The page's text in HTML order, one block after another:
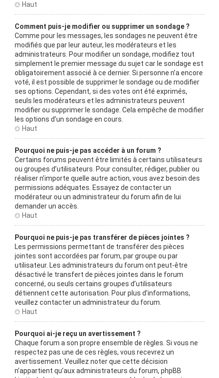
Haut
Comment puis-je modifier ou supprimer un sondage ?
Comme pour les messages, les sondages ne peuvent être
modifiés que par leur auteur, les modérateurs et les
administrateurs. Pour modifier un sondage, modifiez tout
simplement le premier message du sujet car le sondage est
obligatoirement associé à ce dernier. Si personne n’a encore
voté, il est possible de supprimer le sondage ou de modifier
ses options. Cependant, si des votes ont été exprimés,
seuls les modérateurs et les administrateurs peuvent
modifier ou supprimer le sondage. Cela empêche de modifier
les options d’un sondage en cours.
Haut
Pourquoi ne puis-je pas accéder à un forum ?
Certains forums peuvent être limités à certains utilisateurs
ou groupes d’utilisateurs. Pour consulter, rédiger, publier ou
réaliser n’importe quelle autre action, vous avez besoin des
permissions adéquates. Essayez de contacter un
modérateur ou un administrateur du forum afin de lui
demander un accès.
Haut
Pourquoi ne puis-je pas transférer de pièces jointes ?
Les permissions permettant de transférer des pièces
jointes sont accordées par forum, par groupe ou par
utilisateur. Les administrateurs du forum ont peut-être
désactivé le transfert de pièces jointes dans le forum
concerné, ou seuls certains groupes d’utilisateurs
détiennent cette autorisation. Pour plus d’informations,
veuillez contacter un administrateur du forum.
Haut
Pourquoi ai-je reçu un avertissement ?
Chaque forum a son propre ensemble de règles. Si vous ne
respectez pas une de ces règles, vous recevrez un
avertissement. Veuillez noter que cette décision
n’appartient qu’aux administrateurs du forum, phpBB